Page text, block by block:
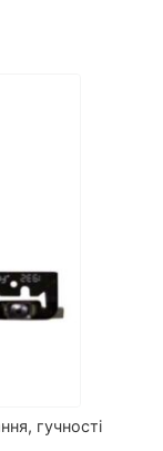
гучності